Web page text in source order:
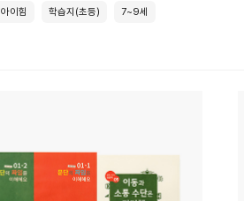
아이힘 학습지(초등) 7~9세